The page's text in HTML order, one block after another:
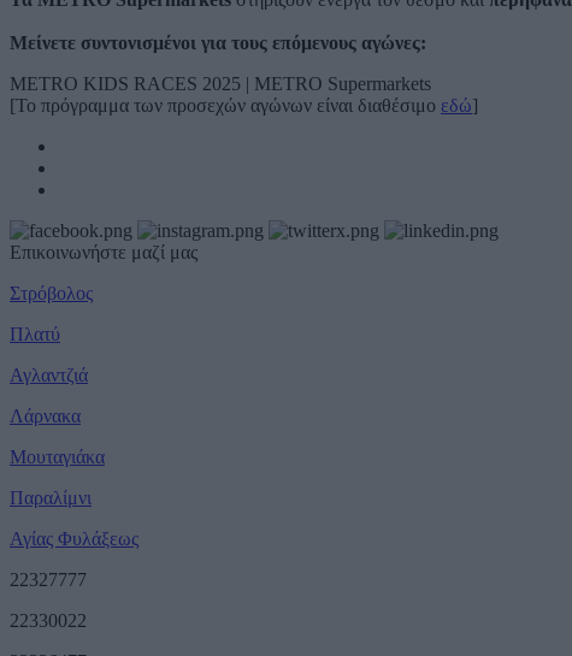
Μείνετε συντονισμένοι για τους επόμενους αγώνες:
METRO KIDS RACES 2025 | METRO Supermarkets
[Το πρόγραμμα των προσεχών αγώνων είναι διαθέσιμο εδώ]
Επικοινωνήστε μαζί μας
Στρόβολος
Πλατύ
Αγλαντζιά
Λάρνακα
Μουταγιάκα
Παραλίμνι
Αγίας Φυλάξεως
22327777
22330022